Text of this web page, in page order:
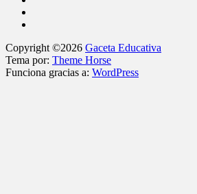
Copyright ©2026 Gaceta Educativa
Tema por: Theme Horse
Funciona gracias a: WordPress